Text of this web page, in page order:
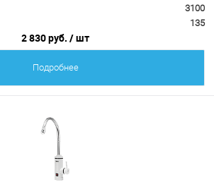
3100
135
2 830 руб. / шт
Подробнее